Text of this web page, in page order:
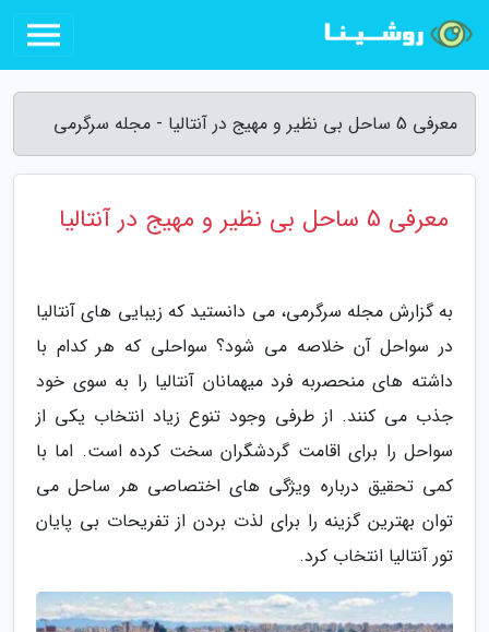
معرفی 5 ساحل بی نظیر و مهیج در آنتالیا - مجله سرگرمی
معرفی 5 ساحل بی نظیر و مهیج در آنتالیا
به گزارش مجله سرگرمی، می دانستید که زیبایی های آنتالیا
در سواحل آن خلاصه می شود؟ سواحلی که هر کدام با
داشته های منحصربه فرد میهمانان آنتالیا را به سوی خود
جذب می کنند. از طرفی وجود تنوع زیاد انتخاب یکی از
سواحل را برای اقامت گردشگران سخت کرده است. اما با
کمی تحقیق درباره ویژگی های اختصاصی هر ساحل می
توان بهترین گزینه را برای لذت بردن از تفریحات بی پایان
تور آنتالیا انتخاب کرد.